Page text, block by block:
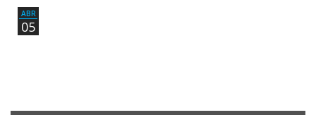
ABR
05